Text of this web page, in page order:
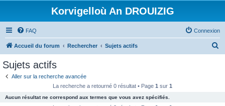
Korvigelloù An DROUIZIG
FAQ Connexion
Accueil du forum Rechercher Sujets actifs
Sujets actifs
Aller sur la recherche avancée
La recherche a retourné 0 résultat • Page 1 sur 1
Aucun résultat ne correspond aux termes que vous avez spécifiés.